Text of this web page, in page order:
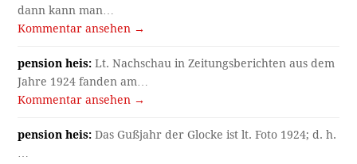
dann kann man…
Kommentar ansehen →
pension heis: Lt. Nachschau in Zeitungsberichten aus dem
Jahre 1924 fanden am…
Kommentar ansehen →
pension heis: Das Gußjahr der Glocke ist lt. Foto 1924; d. h.
…